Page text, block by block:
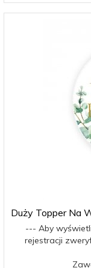
Duży Topper Na
--- Aby
rejestracji